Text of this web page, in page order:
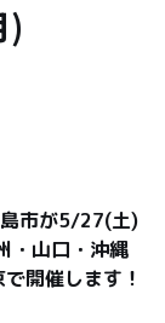
)
市が5/27(土)
・山口・沖縄
開催します！